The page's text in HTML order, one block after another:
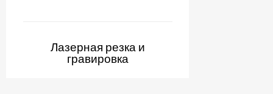
Лазерная резка и
гравировка